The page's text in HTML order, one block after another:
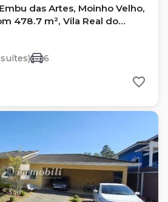
das Artes, Moinho Velho,
478.7 m², Vila Real do
6